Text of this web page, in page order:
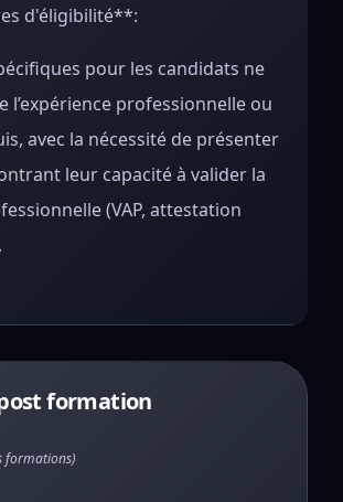
d'éligibilité**:
pour les candidats ne
l’expérience professionnelle ou
avec la nécessité de présenter
leur capacité à valider la
(VAP, attestation
formation
formations)